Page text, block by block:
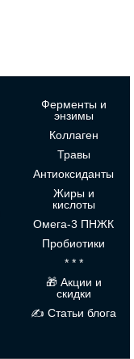
Ферменты и
энзимы
Коллаген
Травы
Антиоксиданты
Жиры и
кислоты
Омега-3 ПНЖК
Пробиотики
* * *
🎁 Акции и
скидки
✍ Статьи блога